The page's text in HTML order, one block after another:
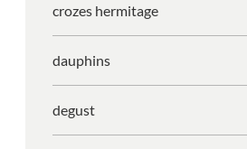
crozes hermitage
dauphins
degust